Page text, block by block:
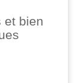
et bien